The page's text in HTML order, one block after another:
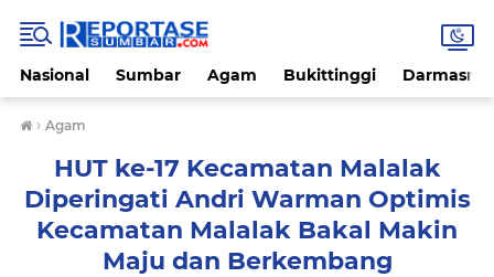
Nasional Sumbar Agam Bukittinggi
› Agam
HUT ke-17 Kecamatan Malalak
Diperingati Andri Warman Optimis
Kecamatan Malalak Bakal Makin
Maju dan Berkembang